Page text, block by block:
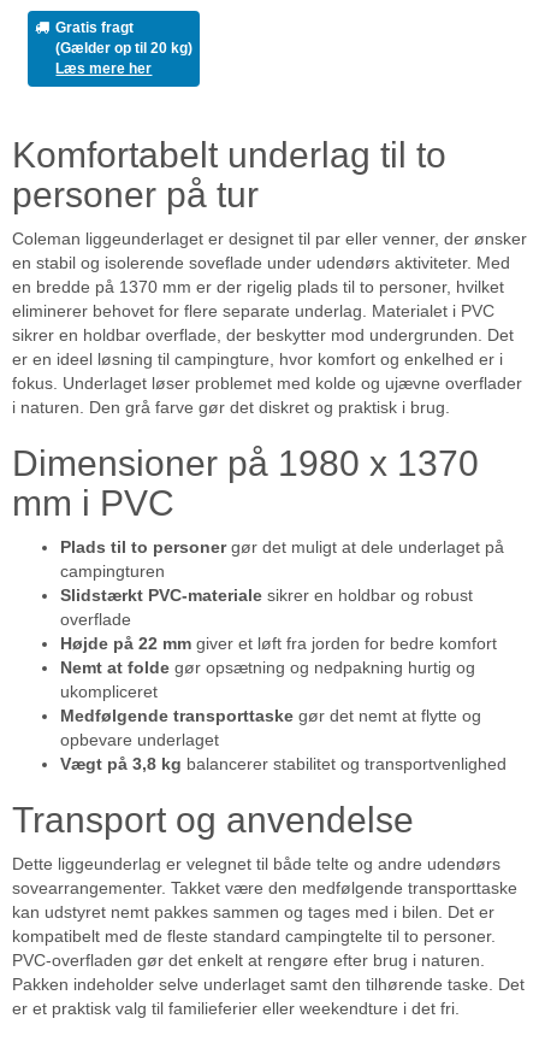
Gratis fragt
(Gælder op til 20 kg)
Læs mere her
Komfortabelt underlag til to
personer på tur
Coleman liggeunderlaget er designet til par eller venner, der ønsker
en stabil og isolerende soveflade under udendørs aktiviteter. Med
en bredde på 1370 mm er der rigelig plads til to personer, hvilket
eliminerer behovet for flere separate underlag. Materialet i PVC
sikrer en holdbar overflade, der beskytter mod undergrunden. Det
er en ideel løsning til campingture, hvor komfort og enkelhed er i
fokus. Underlaget løser problemet med kolde og ujævne overflader
i naturen. Den grå farve gør det diskret og praktisk i brug.
Dimensioner på 1980 x 1370
mm i PVC
Plads til to personergør det muligt at dele underlaget på
campingturen
Slidstærkt PVC-materiale sikrer en holdbar og robust
overflade
Højde på 22 mm giver et løft fra jorden for bedre komfort
Nemt at folde gør opsætning og nedpakning hurtig og
ukompliceret
Medfølgende transporttaske gør det nemt at flytte og
opbevare underlaget
Vægt på 3,8 kg balancerer stabilitet og transportvenlighed
Transport og anvendelse
Dette liggeunderlag er velegnet til både telte og andre udendørs
sovearrangementer. Takket være den medfølgende transporttaske
kan udstyret nemt pakkes sammen og tages med i bilen. Det er
kompatibelt med de fleste standard campingtelte til to personer.
PVC-overfladen gør det enkelt at rengøre efter brug i naturen.
Pakken indeholder selve underlaget samt den tilhørende taske. Det
er et praktisk valg til familieferier eller weekendture i det fri.